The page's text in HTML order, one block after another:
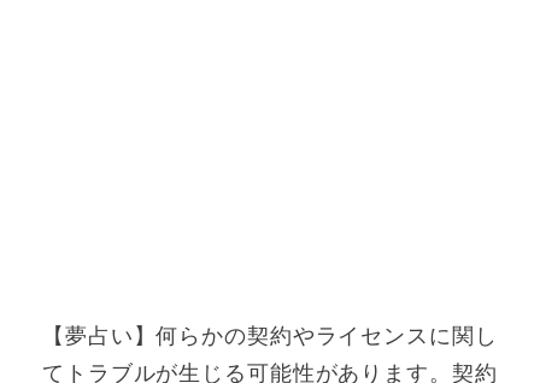
【夢占い】何らかの契約やライセンスに関し
てトラブルが生じる可能性があります。契約